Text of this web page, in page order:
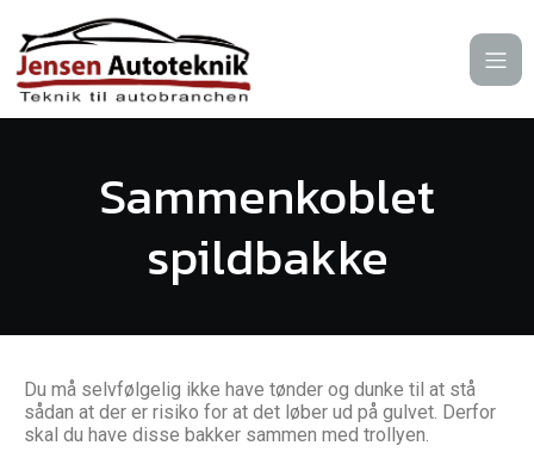
Sammenkoblet
spildbakke
Du må selvfølgelig ikke have tønder og dunke til at stå
sådan at der er risiko for at det løber ud på gulvet. Derfor
skal du have disse bakker sammen med trollyen.